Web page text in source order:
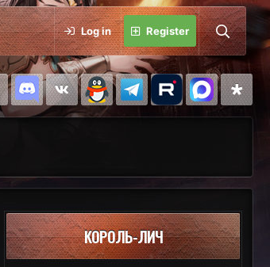
Log in Register
КОРОЛЬ-ЛИЧ